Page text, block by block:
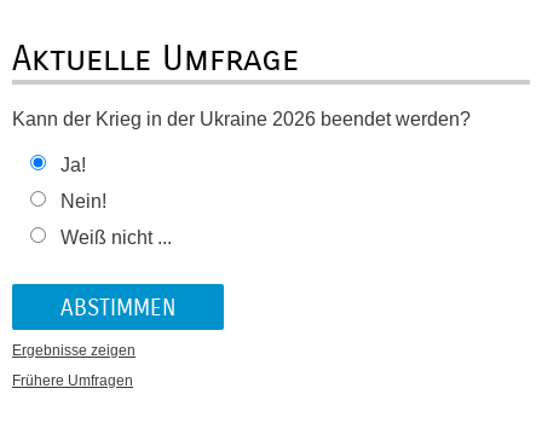
Aktuelle Umfrage
Kann der Krieg in der Ukraine 2026 beendet werden?
Ja!
Nein!
Weiß nicht ...
Ergebnisse zeigen
Frühere Umfragen